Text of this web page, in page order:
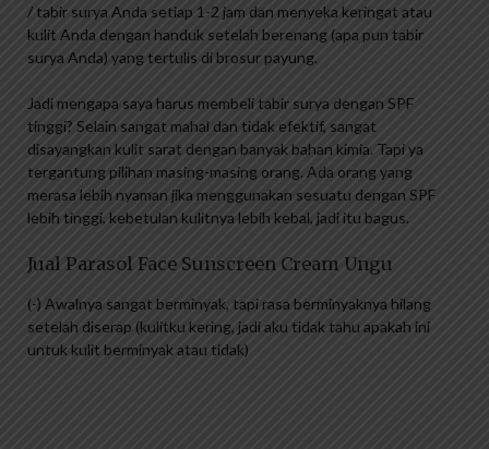
/ tabir surya Anda setiap 1-2 jam dan menyeka keringat atau
kulit Anda dengan handuk setelah berenang (apa pun tabir
surya Anda) yang tertulis di brosur payung.
Jadi mengapa saya harus membeli tabir surya dengan SPF
tinggi? Selain sangat mahal dan tidak efektif, sangat
disayangkan kulit sarat dengan banyak bahan kimia. Tapi ya
tergantung pilihan masing-masing orang. Ada orang yang
merasa lebih nyaman jika menggunakan sesuatu dengan SPF
lebih tinggi, kebetulan kulitnya lebih kebal, jadi itu bagus.
Jual Parasol Face Sunscreen Cream Ungu
(-) Awalnya sangat berminyak, tapi rasa berminyaknya hilang
setelah diserap (kulitku kering, jadi aku tidak tahu apakah ini
untuk kulit berminyak atau tidak)